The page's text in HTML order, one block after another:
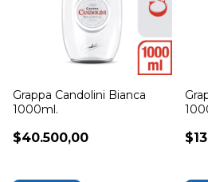
Grappa Candolini Bianca
1000ml.
$40.500,00